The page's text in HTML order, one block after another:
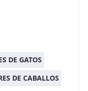
DE GATOS
DE CABALLOS